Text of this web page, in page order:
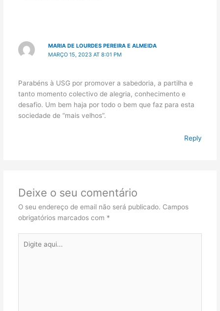
MARIA DE LOURDES PEREIRA E ALMEIDA
MARÇO 15, 2023 AT 8:01 PM
Parabéns à USG por promover a sabedoria, a partilha e
tanto momento colectivo de alegria, conhecimento e
desafio. Um bem haja por todo o bem que faz para esta
sociedade de “mais velhos”.
Reply
Deixe o seu comentário
O seu endereço de email não será publicado. Campos
obrigatórios marcados com *
aqui...